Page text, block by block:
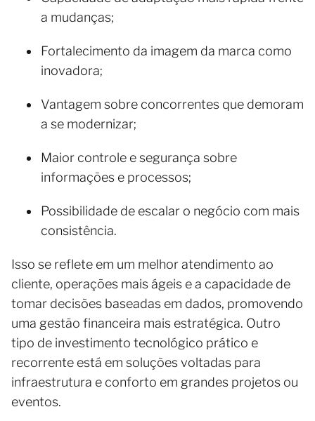
a mudanças;
Fortalecimento da imagem da marca como
inovadora;
Vantagem sobre concorrentes que demoram
a se modernizar;
Maior controle e segurança sobre
informações e processos;
Possibilidade de escalar o negócio com mais
consistência.
Isso se reflete em um melhor atendimento ao
cliente, operações mais ágeis e a capacidade de
tomar decisões baseadas em dados, promovendo
uma gestão financeira mais estratégica. Outro
tipo de investimento tecnológico prático e
recorrente está em soluções voltadas para
infraestrutura e conforto em grandes projetos ou
eventos.